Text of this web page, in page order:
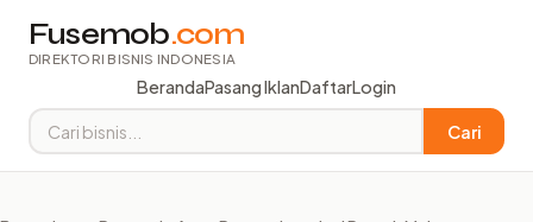
Fusemob.com
DIREKTORI BISNIS INDONESIA
BerandaPasang IklanDaftarLogin
Cari